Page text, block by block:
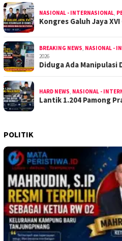
NASIONAL - INTERNASIONAL,
Kongres Galuh Jaya
BREAKING NEWS, NASIONAL -
2026
Diduga Ada Manipulasi
HARD NEWS, NASIONAL -
Lantik 1.204 Pamong
POLITIK